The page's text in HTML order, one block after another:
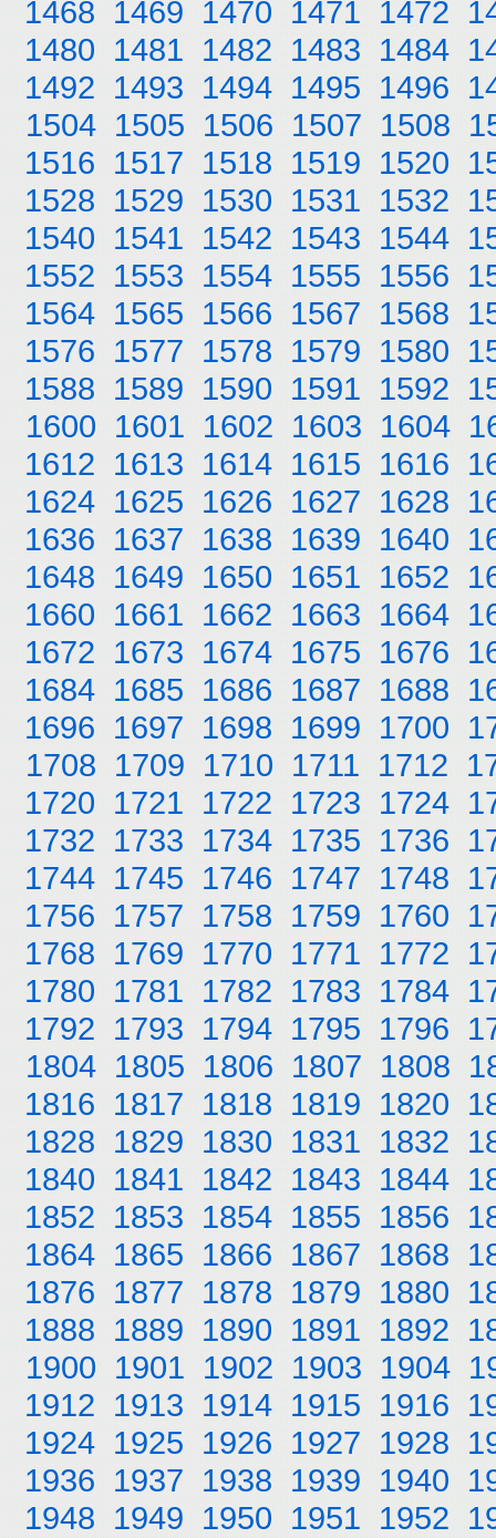
1468 1469 1470 1471 1472
1480 1481 1482 1483 1484
1492 1493 1494 1495 1496
1504 1505 1506 1507 1508
1516 1517 1518 1519 1520
1528 1529 1530 1531 1532
1540 1541 1542 1543 1544
1552 1553 1554 1555 1556
1564 1565 1566 1567 1568
1576 1577 1578 1579 1580
1588 1589 1590 1591 1592
1600 1601 1602 1603 1604
1612 1613 1614 1615 1616
1624 1625 1626 1627 1628
1636 1637 1638 1639 1640
1648 1649 1650 1651 1652
1660 1661 1662 1663 1664
1672 1673 1674 1675 1676
1684 1685 1686 1687 1688
1696 1697 1698 1699 1700
1708 1709 1710 1711 1712
1720 1721 1722 1723 1724
1732 1733 1734 1735 1736
1744 1745 1746 1747 1748
1756 1757 1758 1759 1760
1768 1769 1770 1771 1772
1780 1781 1782 1783 1784
1792 1793 1794 1795 1796
1804 1805 1806 1807 1808
1816 1817 1818 1819 1820
1828 1829 1830 1831 1832
1840 1841 1842 1843 1844
1852 1853 1854 1855 1856
1864 1865 1866 1867 1868
1876 1877 1878 1879 1880
1888 1889 1890 1891 1892
1900 1901 1902 1903 1904
1912 1913 1914 1915 1916
1924 1925 1926 1927 1928
1936 1937 1938 1939 1940
1948 1949 1950 1951 1952